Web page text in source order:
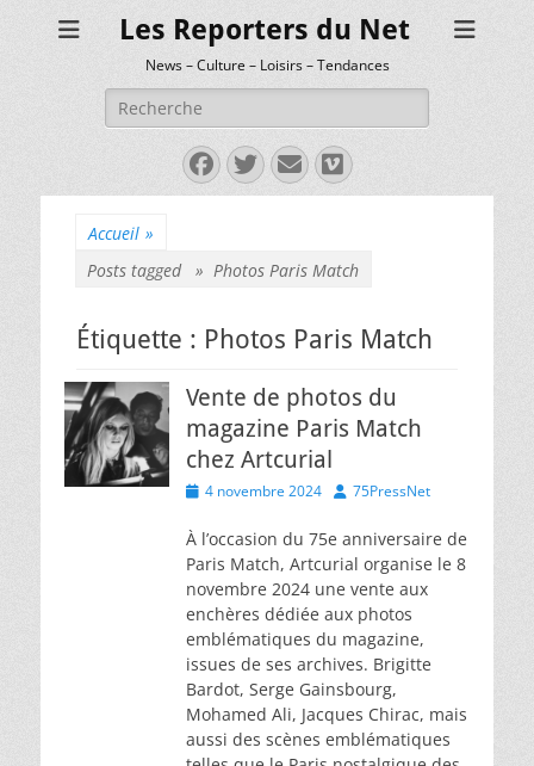
Les Reporters du Net
News – Culture – Loisirs – Tendances
Rechercher :
Facebook
Twitter
E-
mail
Vimeo
Accueil »
Posts tagged » Photos Paris Match
Étiquette : Photos Paris Match
Vente de photos du
magazine Paris Match
chez Artcurial
Posted
4 novembre 2024 Author
75PressNet
À l’occasion du 75e anniversaire de
Paris Match, Artcurial organise le 8
novembre 2024 une vente aux
enchères dédiée aux photos
emblématiques du magazine,
issues de ses archives. Brigitte
Bardot, Serge Gainsbourg,
Mohamed Ali, Jacques Chirac, mais
aussi des scènes emblématiques